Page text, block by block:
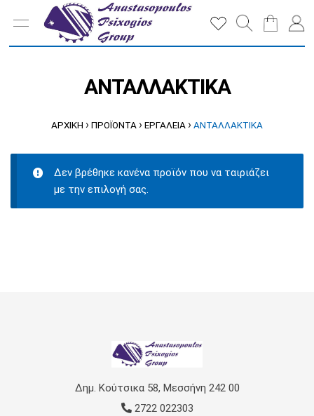
ΑΝΤΑΛΛΑΚΤΙΚΑ
ΑΡΧΙΚΉ › ΠΡΟΪΌΝΤΑ › ΕΡΓΑΛΕΙΑ › ΑΝΤΑΛΛΑΚΤΙΚΑ
Δεν βρέθηκε κανένα προϊόν που να ταιριάζει
με την επιλογή σας.
Δημ. Κούτσικα 58, Μεσσήνη 242 00
2722 022303